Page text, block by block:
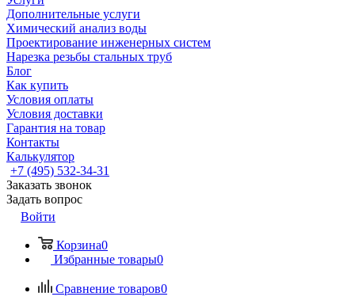
Дополнительные услуги
Химический анализ воды
Проектирование инженерных систем
Нарезка резьбы стальных труб
Блог
Как купить
Условия оплаты
Условия доставки
Гарантия на товар
Контакты
Калькулятор
+7 (495) 532‑34‑31
Заказать звонок
Задать вопрос
Войти
Корзина0
Избранные товары0
Сравнение товаров0